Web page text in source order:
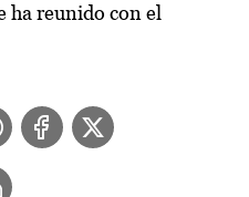
ha reunido con el